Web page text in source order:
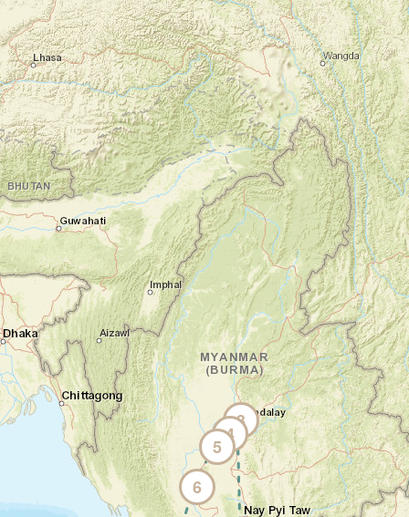
6
5
4
3
Votre hébergement à Mandalay :Ayarwaddy
River View
Jour 3
Découverte des villages de Mingun et
Amarapura
Mandalay - Mingun - Amarapura
Après le petit-déjeuner, traversée en
bateau local sur l’Irrawaddy jusqu’au village
de Mingun. Sa pagode inachevée aurait été
la plus haute du monde si ce projet n’avait
pas été abandonné à la disparition du roi
Bodawpaya.
Retour en fin de matinée. Court trajet pour
la visite d’Amarapura et de ses artisans. Au
coucher du soleil, traversé du pont en bois
de teck d’U Bein.
Votre hébergement à Mandalay :Ayarwaddy
River View